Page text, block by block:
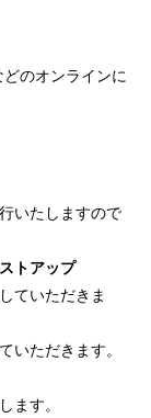
のオンラインに
いたしますので
トアップ
ていただきま
いただきます。
ます。